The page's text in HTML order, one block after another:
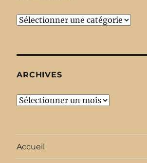
Catégories
ARCHIVES
Archives
Accueil